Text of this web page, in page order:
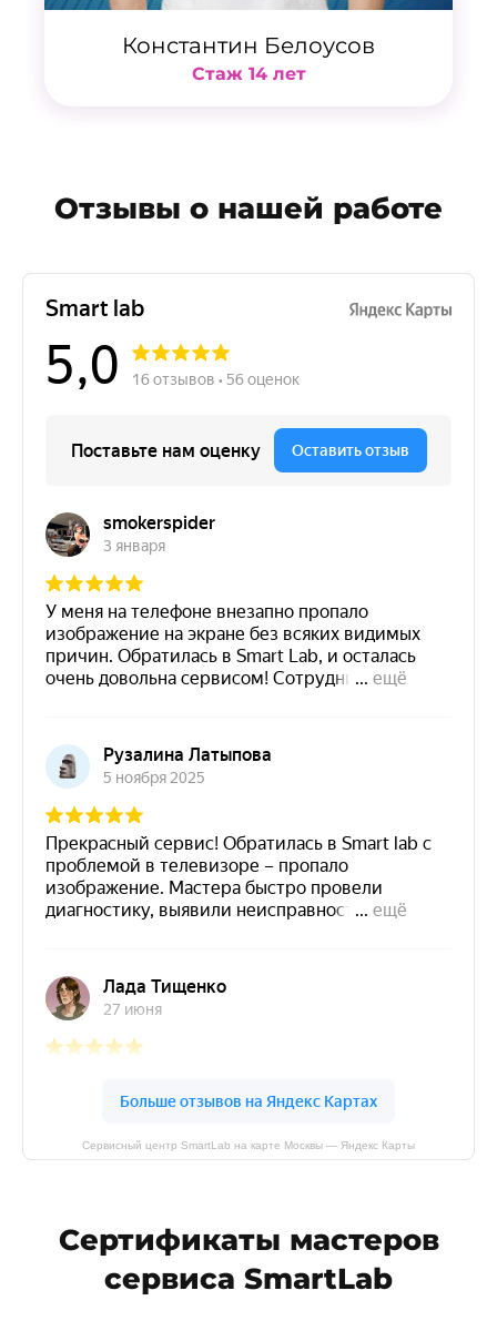
Константин Белоусов
Стаж 14 лет
Отзывы о нашей работе
Сервисный центр SmartLab на карте Москвы — Яндекс Карты
Сертификаты мастеров
сервиса SmartLab